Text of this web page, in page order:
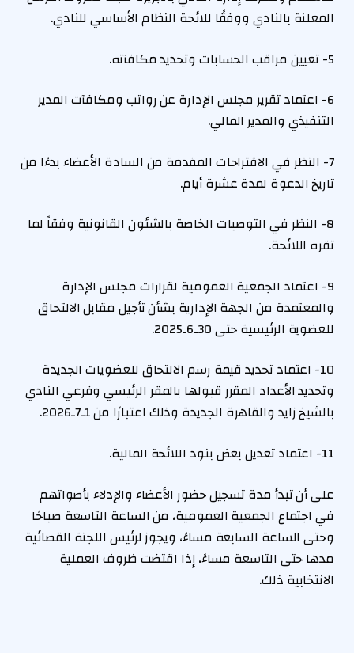
المعلنة بالنادي ووفقًا للائحة النظام الأساسي للنادي.
5- تعيين مراقب الحسابات وتحديد مكافآته.
6- اعتماد تقرير مجلس الإدارة عن رواتب ومكافآت المدير
التنفيذي والمدير المالي.
7- النظر في الاقتراحات المقدمة من السادة الأعضاء بدءًا من
تاريخ الدعوة لمدة عشرة أيام.
8- النظر في التوصيات الخاصة بالشئون القانونية وفقاً لما
تقره اللائحة.
9- اعتماد الجمعية العمومية لقرارات مجلس الإدارة
والمعتمدة من الجهة الإدارية بشأن تأجيل مقابل الالتحاق
للعضوية الرئيسية حتى 30ـ6ـ2025.
10- اعتماد تحديد قيمة رسم الالتحاق للعضويات الجديدة
وتحديد الأعداد المقرر قبولها بالمقر الرئيسي وفرعي النادي
بالشيخ زايد والقاهرة الجديدة وذلك اعتبارًا من 1ـ7ـ2026.
11- اعتماد تعديل بعض بنود اللائحة المالية.
على أن تبدأ مدة تسجيل حضور الأعضاء والإدلاء بأصواتهم
في اجتماع الجمعية العمومية، من الساعة التاسعة صباحًا
وحتى الساعة السابعة مساءً، ويجوز لرئيس اللجنة القضائية
مدها حتى التاسعة مساءً، إذا اقتضت ظروف العملية
الانتخابية ذلك.